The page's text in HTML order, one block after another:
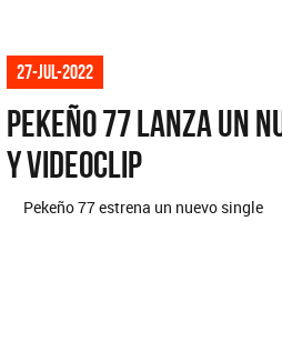
27-jul-2022
Pekeño 77 lanza un
y videoclip
Pekeño 77 estrena un nuevo single